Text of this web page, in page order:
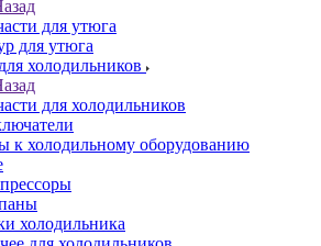
для утюга
для утюга
холодильников
для холодильников
к холодильному оборудованию
холодильника